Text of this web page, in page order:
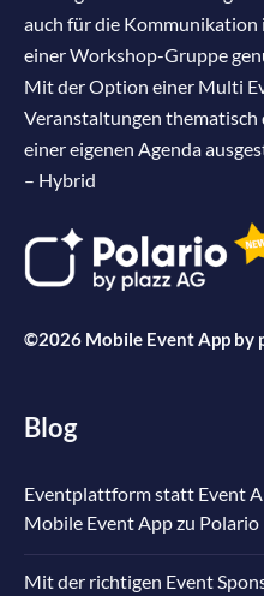
auch für die Kommunikation
einer Workshop-Gruppe
Mit der Option einer Multi
Veranstaltungen
einer eigenen Agenda
– Hybrid
©2026 Mobile Event App by
Blog
Eventplattform statt Event
Mobile Event App zu Polario
Mit der richtigen Event